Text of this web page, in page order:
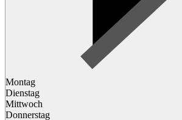
Montag
Dienstag
Mittwoch
Donnerstag